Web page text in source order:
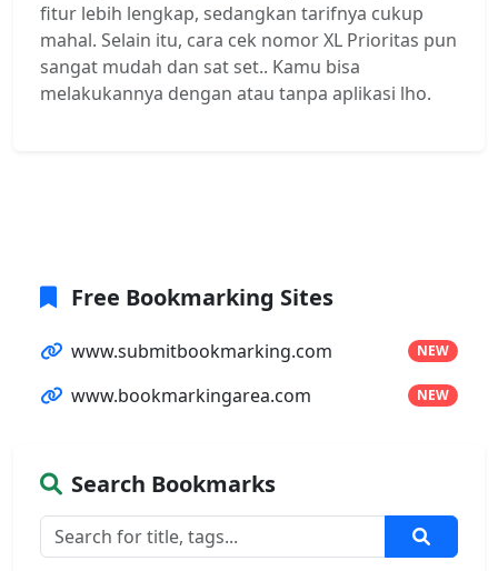
fitur lebih lengkap, sedangkan tarifnya cukup
mahal. Selain itu, cara cek nomor XL Prioritas pun
sangat mudah dan sat set.. Kamu bisa
melakukannya dengan atau tanpa aplikasi lho.
Free Bookmarking Sites
www.submitbookmarking.com NEW
www.bookmarkingarea.com NEW
Search Bookmarks